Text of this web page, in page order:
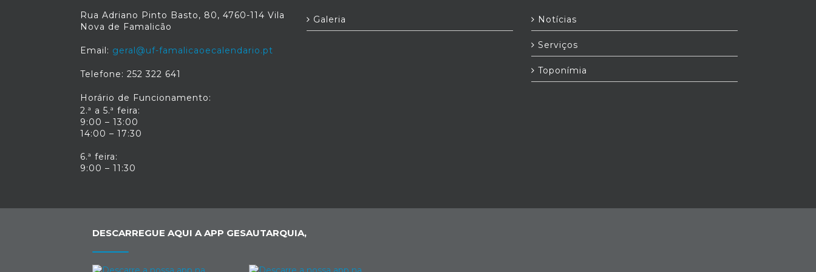
Rua Adriano Pinto Basto, 80, 4760-114 Vila
Nova de Famalicão
Email: geral@uf-famalicaoecalendario.pt
Telefone: 252 322 641
Horário de Funcionamento:
2.ª a 5.ª feira:
9:00 – 13:00
14:00 – 17:30
6.ª feira:
9:00 – 11:30
Galeria Notícias
Serviços
Toponímia
DESCARREGUE AQUI A APP GESAUTARQUIA,